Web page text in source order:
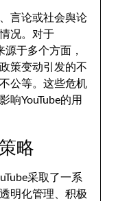
言论或社会舆论
况。对于
源于多个方面，
策变动引发的不
公等。这些危机
响YouTube的用
略
采取了一系
明化管理、积极